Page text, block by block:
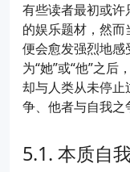
有些读者最初或许
的娱乐题材，然而
便会愈发强烈地
为“她”或“他”之后
却与人类从未停止
争、他者与自我之
本质自